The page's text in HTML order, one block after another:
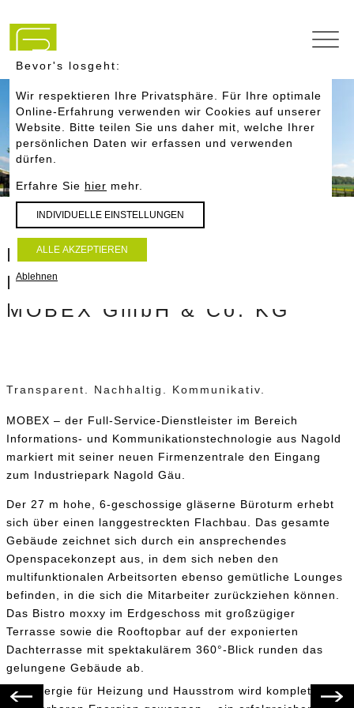
Neubau Firmenzentrale in
Nagold
MOBEX GmbH & Co. KG
Transparent. Nachhaltig. Kommunikativ.
MOBEX – der Full-Service-Dienstleister im Bereich
Informations- und Kommunikationstechnologie aus Nagold
markiert mit seiner neuen Firmenzentrale den Eingang
zum Industriepark Nagold Gäu.
Der 27 m hohe, 6-geschossige gläserne Büroturm erhebt
sich über einen langgestreckten Flachbau. Das gesamte
Gebäude zeichnet sich durch ein ansprechendes
Openspacekonzept aus, in dem sich neben den
multifunktionalen Arbeitsorten ebenso gemütliche Lounges
befinden, in die sich die Mitarbeiter zurückziehen können.
Das Bistro moxxy im Erdgeschoss mit großzügiger
Terrasse sowie die Rooftopbar auf der exponierten
Dachterrasse mit spektakulärem 360°-Blick runden das
gelungene Gebäude ab.
Die Energie für Heizung und Hausstrom wird komplett aus
Bevor's losgeht:
Wir respektieren Ihre Privatsphäre. Für Ihre optimale
Online-Erfahrung verwenden wir Cookies auf unserer
Website. Bitte teilen Sie uns daher mit, welche Ihrer
persönlichen Daten wir erfassen und verwenden
dürfen.
Erfahre Sie hier mehr.
Ablehnen
INDIVIDUELLE EINSTELLUNGEN
ALLE AKZEPTIEREN